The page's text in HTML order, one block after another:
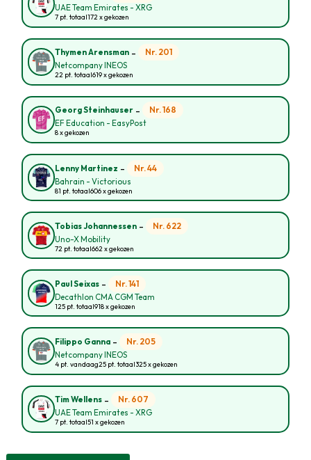
UAE Team Emirates - XRG
7 pt. totaal172 x gekozen
Thymen Arensman - Nr. 201
Netcompany INEOS
22 pt. totaal619 x gekozen
Georg Steinhauser - Nr. 168
EF Education - EasyPost
8 x gekozen
Lenny Martinez - Nr. 44
Bahrain - Victorious
81 pt. totaal606 x gekozen
Tobias Johannessen - Nr. 622
Uno-X Mobility
72 pt. totaal662 x gekozen
Paul Seixas - Nr. 141
Decathlon CMA CGM Team
125 pt. totaal918 x gekozen
Filippo Ganna - Nr. 205
Netcompany INEOS
4 pt. vandaag25 pt. totaal325 x gekozen
Tim Wellens - Nr. 607
UAE Team Emirates - XRG
7 pt. totaal51 x gekozen